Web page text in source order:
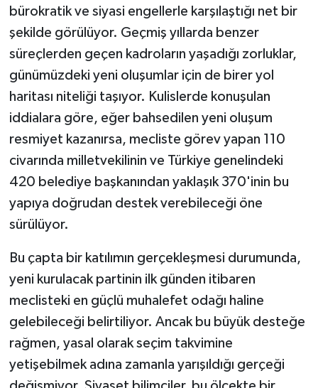
bürokratik ve siyasi engellerle karşılaştığı net bir
şekilde görülüyor. Geçmiş yıllarda benzer
süreçlerden geçen kadroların yaşadığı zorluklar,
günümüzdeki yeni oluşumlar için de birer yol
haritası niteliği taşıyor. Kulislerde konuşulan
iddialara göre, eğer bahsedilen yeni oluşum
resmiyet kazanırsa, mecliste görev yapan 110
civarında milletvekilinin ve Türkiye genelindeki
420 belediye başkanından yaklaşık 370'inin bu
yapıya doğrudan destek verebileceği öne
sürülüyor.
Bu çapta bir katılımın gerçekleşmesi durumunda,
yeni kurulacak partinin ilk günden itibaren
meclisteki en güçlü muhalefet odağı haline
gelebileceği belirtiliyor. Ancak bu büyük desteğe
rağmen, yasal olarak seçim takvimine
yetişebilmek adına zamanla yarışıldığı gerçeği